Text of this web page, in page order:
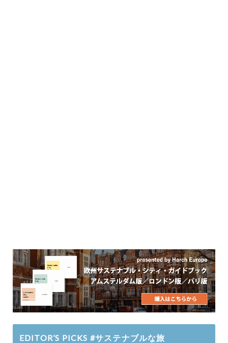
EDITOR’S PICKS #サステナブルな旅